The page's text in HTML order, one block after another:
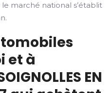
marché national s’établit
et à
EN